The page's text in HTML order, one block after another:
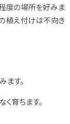
度の場所を好みま
植え付けは不向き
ます。
育ちます。